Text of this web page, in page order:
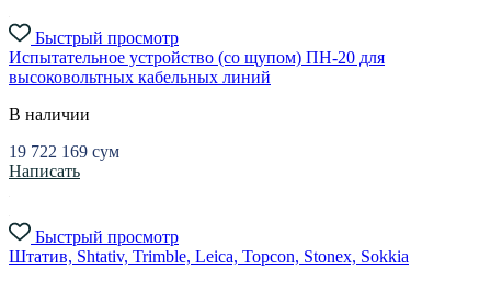
Быстрый просмотр
Испытательное устройство (со щупом) ПН-20 для
высоковольтных кабельных линий
В наличии
19 722 169 сум
Написать
Быстрый просмотр
Штатив, Shtativ, Trimble, Leica, Topcon, Stonex, Sokkia